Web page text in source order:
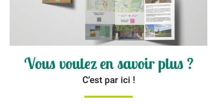
Vous voulez en savoir plus ?
C’est par ici !